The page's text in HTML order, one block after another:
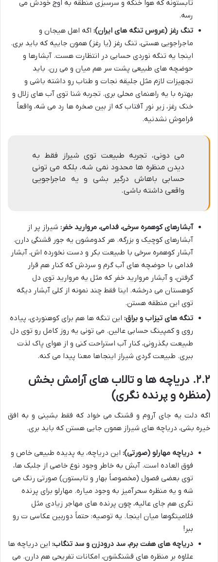
تابستونه که هوا خنکه و سرسبزی منطقه به اوج خودش می
رسه.
تنگ رغز (عروس تنگه های ایران): اگه اهل هیجان و
ماجراجویی هستی، تنگ رغز (یا رغز) همون جاییه که باید بری.
اینجا یه تنگه نوردی حسابی در انتظارت هست. آبشارها و
حوضچه های طبیعی پشت سر هم میان و می رن. باید
تجهیزات لازم مثل جلیقه نجات و طناب رو داشته باشی و
بهتره با یه راهنمای محلی بری. تجربه شنا توی آب های زلال و
خنک رغز، زیر نور آفتاب که از بین صخره ها رد می شه، واقعاً
فراموش نشدنیه.
می دونی، تجربه طبیعت توی شیراز فقط به
دیدن منظره ها محدود نمی شه، بلکه می تونی
حسابی باهاش درگیر بشی و یه ماجراجویی
واقعی داشته باشی.
آبشارهای کوهمره سرخی، فدامی، مروارید خفر: شیراز پر از
آبشارهای کوچیک و بزرگه. هر کدومشون یه جور قشنگی دارن.
آبشار کوهمره سرخی با طبیعت بکر و دست نخورده اش، آبشار
فدامی با حوضچه های آب گرم و سردش که کنار هم قرار
گرفتن، و آبشار مروارید خفر که مثل یه مروارید توی دل
کوهستان می درخشه. اینا فقط چند نمونه از کلی آبشار دیگه
توی این منطقه هستن.
تنگه های تیزاب و براق: این تنگه ها هم برای کوهنوردی، پیاده
روی و کمپینگ حسابی عالین. می تونی یه روز کامل رو توی دل
طبیعت بگذرونی، کنار آب استراحت کنی و از هوای پاک لذت
ببری. طبیعت گردی شیراز اینجاها معنا پیدا می کنه.
۲.۲. دریاچه ها و تالاب های آرامش بخش
(منظره و پرنده نگری)
اگه دلت یه جای آروم و قشنگ می خواد که فقط بشینی و به افق
خیره بشی، دریاچه های شیراز همون جایی هستن که باید بری.
دریاچه مهارلو (صورتی): این دریاچه، یه پدیده طبیعی خاص و
فوق العاده است. آبش به خاطر وجود نوع خاصی از جلبک ها،
توی بعضی فصول (مخصوصاً بهار و تابستون) صورتی رنگ می
شه و یه منظره سحرآمیز به وجود میاره. مهارلو برای پرنده
نگری هم جای عالیه، چون پرنده های مهاجر زیادی مثل
فلامینگوها میان اینجا. یه توصیه: حتماً دوربین عکاسی ت رو
ببر!
دریاچه های هفت برم، سد درودزن و سد تنگاب: این دریاچه ها
علاوه بر منظره های قشنگشون، امکانات تفریحی هم دارن. می